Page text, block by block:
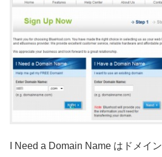
I Need a Domain Name はドメイ